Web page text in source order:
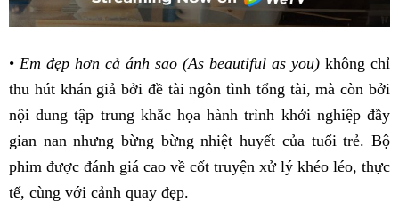
• Em đẹp hơn cả ánh sao (As beautiful as you) không chỉ
thu hút khán giả bởi đề tài ngôn tình tổng tài, mà còn bởi
nội dung tập trung khắc họa hành trình khởi nghiệp đầy
gian nan nhưng bừng bừng nhiệt huyết của tuổi trẻ. Bộ
phim được đánh giá cao về cốt truyện xử lý khéo léo, thực
tế, cùng với cảnh quay đẹp.